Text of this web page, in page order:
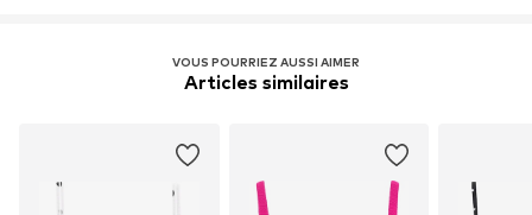
VOUS POURRIEZ AUSSI AIMER
Articles similaires